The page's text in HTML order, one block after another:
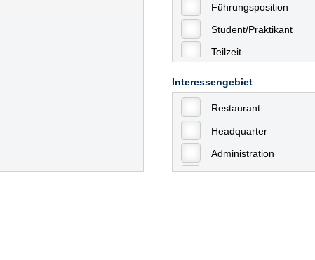
Führungsposition
Student/Praktikant
Teilzeit
Interessengebiet
Restaurant
Headquarter
Administration